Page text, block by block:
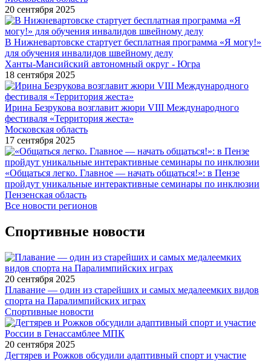
20 сентября 2025
В Нижневартовске стартует бесплатная программа «Я могу!»
для обучения инвалидов швейному делу
Ханты-Мансийский автономный округ - Югра
18 сентября 2025
Ирина Безрукова возглавит жюри VIII Международного
фестиваля «Территория жеста»
Московская область
17 сентября 2025
«Общаться легко. Главное — начать общаться!»: в Пензе
пройдут уникальные интерактивные семинары по инклюзии
Пензенская область
Все новости регионов
Спортивные новости
20 сентября 2025
Плавание — один из старейших и самых медалеемких видов
спорта на Паралимпийских играх
Спортивные новости
20 сентября 2025
Дегтярев и Рожков обсудили адаптивный спорт и участие